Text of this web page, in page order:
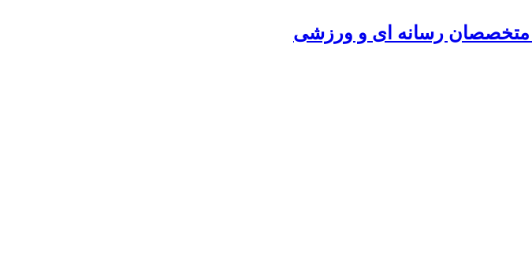
متخصصان رسانه ای و ورزشی